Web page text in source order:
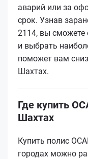
аварий или за
срок. Узнав
2114, вы сможете
и выбрать
поможет вам
Шахтах.
Где купить
Шахтах
Купить полис
городах можно